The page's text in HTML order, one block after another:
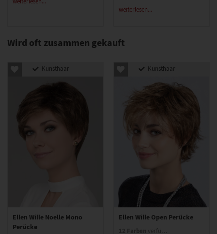
weiterlesen...
Wird oft zusammen gekauft
Kunsthaar
Ellen Wille Noelle Mono
Perücke
Kunsthaar
Ellen Wille Open Perücke